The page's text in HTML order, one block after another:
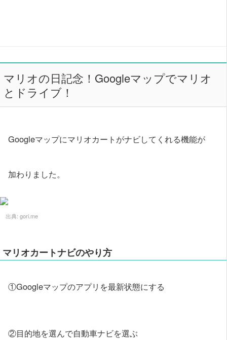
マリオの日記念！Googleマップでマリオ
とドライブ！
Googleマップにマリオカートがナビしてくれる機能が
加わりました。
出典: gori.me
マリオカートナビのやり方
①Googleマップのアプリを最新状態にする
②目的地を選んで自動車ナビを選ぶ